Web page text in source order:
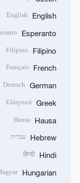
English
English
Esperanto
Filipino
Filipino
French
Français
German
Deutsch
Greek
Ελληνικά
Hausa
Hausa
Hebrew עברית
Hindi
हिन्दी
Hungarian